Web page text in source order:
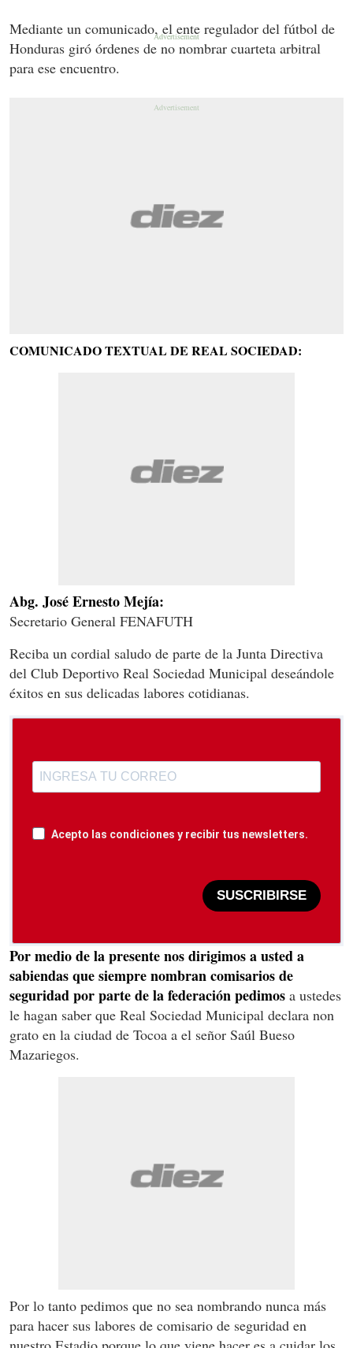
Mediante un comunicado, el ente regulador del fútbol de
Honduras giró órdenes de no nombrar cuarteta arbitral
para ese encuentro.
COMUNICADO TEXTUAL DE REAL SOCIEDAD:
Abg. José Ernesto Mejía:
Secretario General FENAFUTH
Reciba un cordial saludo de parte de la Junta Directiva
del Club Deportivo Real Sociedad Municipal deseándole
éxitos en sus delicadas labores cotidianas.
Acepto las condiciones y recibir tus newsletters.
SUSCRIBIRSE
Por medio de la presente nos dirigimos a usted a
sabiendas que siempre nombran comisarios de
seguridad por parte de la federación pedimos a ustedes
le hagan saber que Real Sociedad Municipal declara non
grato en la ciudad de Tocoa a el señor Saúl Bueso
Mazariegos.
Por lo tanto pedimos que no sea nombrando nunca más
para hacer sus labores de comisario de seguridad en